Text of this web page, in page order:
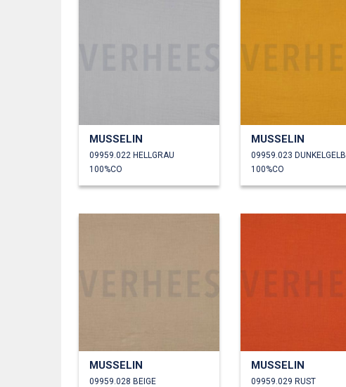
MUSSELIN
09959.022 HELLGRAU
100%CO
MUSSELIN
09959.023 DUNKELGELB
100%CO
MUSSELIN
09959.028 BEIGE
MUSSELIN
09959.029 RUST